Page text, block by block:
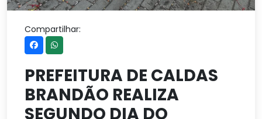
Compartilhar:
PREFEITURA DE CALDAS
BRANDÃO REALIZA
SEGUNDO DIA DO